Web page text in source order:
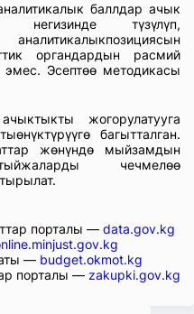
баллдар ачык
негизинде түзүлүп,
органдардын расмий
Эсептөө методикасы
жогорулатууга
багытталган.
жөнүндө мыйзамдын
чечмелөө
порталы — data.gov.kg
— budget.okmot.kg
порталы — zakupki.gov.kg